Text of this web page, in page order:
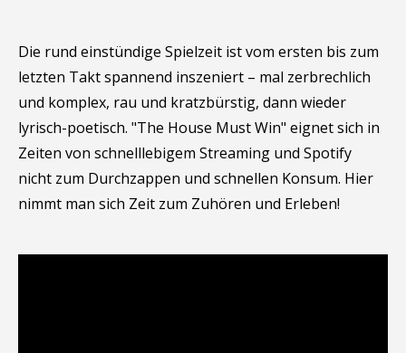
Die rund einstündige Spielzeit ist vom ersten bis zum
letzten Takt spannend inszeniert – mal zerbrechlich
und komplex, rau und kratzbürstig, dann wieder
lyrisch-poetisch. "The House Must Win" eignet sich in
Zeiten von schnelllebigem Streaming und Spotify
nicht zum Durchzappen und schnellen Konsum. Hier
nimmt man sich Zeit zum Zuhören und Erleben!